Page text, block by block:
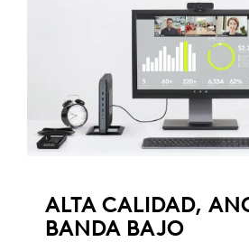
ALTA CALIDAD,
BANDA BAJO